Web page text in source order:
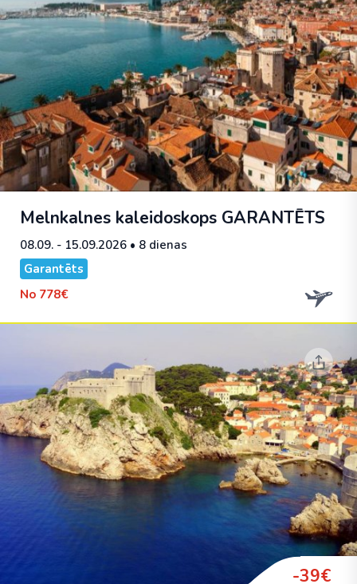
Melnkalnes kaleidoskops GARANTĒTS
08.09. - 15.09.2026 • 8 dienas
Garantēts
No 778€
-39€